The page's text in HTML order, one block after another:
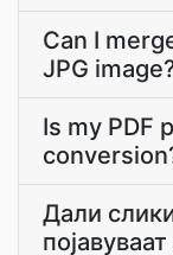
Can I
JPG
Is my PDF
Дали